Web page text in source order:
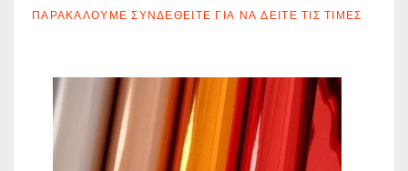
ΠΑΡΑΚΑΛΟΎΜΕ ΣΥΝΔΕΘΕΊΤΕ ΓΙΑ ΝΑ ΔΕΊΤΕ ΤΙΣ ΤΙΜΈΣ